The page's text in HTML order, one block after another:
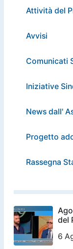
Attività del
Avvisi
Comunicati
Iniziative
News dall'
Progetto
Rassegna
del
6